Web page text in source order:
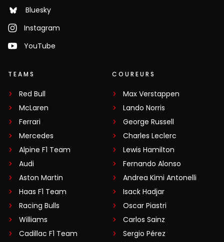
Bluesky
Instagram
YouTube
TEAMS
Red Bull
McLaren
Ferrari
Mercedes
Alpine F1 Team
Audi
Aston Martin
Haas F1 Team
Racing Bulls
Williams
Cadillac F1 Team
COUREURS
Max Verstappen
Lando Norris
George Russell
Charles Leclerc
Lewis Hamilton
Fernando Alonso
Andrea Kimi Antonelli
Isack Hadjar
Oscar Piastri
Carlos Sainz
Sergio Pérez